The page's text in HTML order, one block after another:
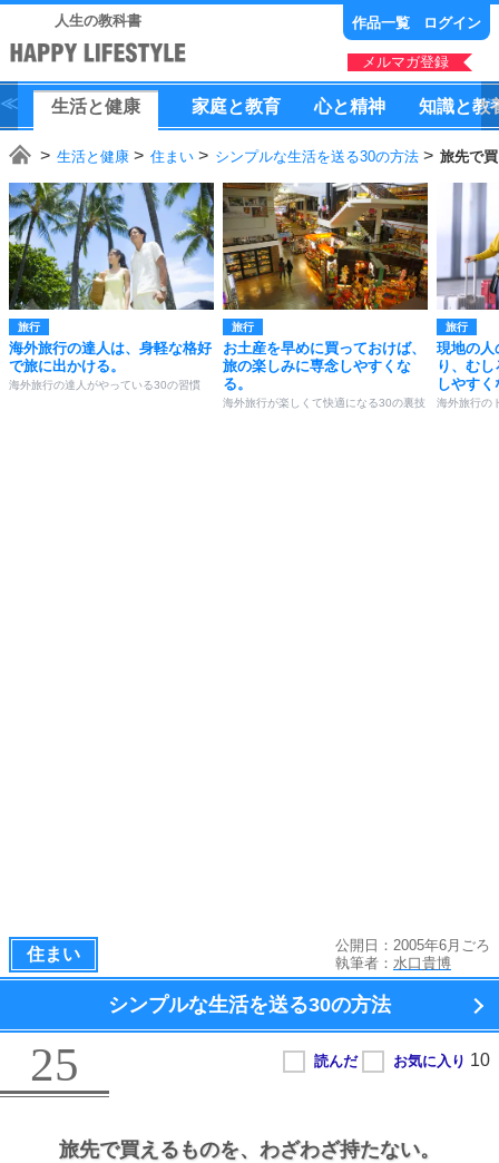
人生の教科書 作品一覧 ログイン
メルマガ登録
生活と健康 家庭と教育 心と精神 知識と教
生活と健康 住まい シンプルな生活を送る30の方法 旅先で
旅行
海外旅行の達人は、身軽な格好
で旅に出かける。
海外旅行の達人がやっている30の習慣
旅行
お土産を早めに買っておけば、
旅の楽しみに専念しやすくな
る。
海外旅行が楽しくて快適になる30の裏技
旅行
現地の人
り、む
しやすく
海外旅行の
住まい
公開日：2005年6月ごろ
執筆者： 水口貴博
シンプルな生活を送る30の方法
25
旅先で買えるものを、 わざわざ持たない。